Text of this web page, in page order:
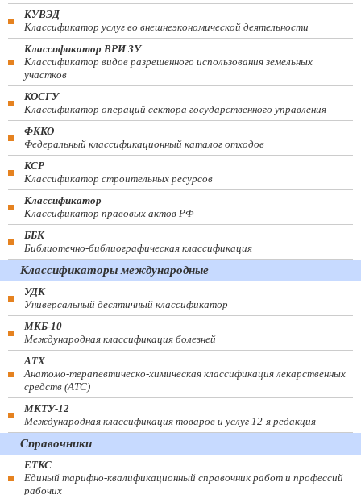
КУВЭД
Классификатор услуг во внешнеэкономической деятельности
Классификатор ВРИ ЗУ
Классификатор видов разрешенного использования земельных
участков
КОСГУ
Классификатор операций сектора государственного управления
ФККО
Федеральный классификационный каталог отходов
КСР
Классификатор строительных ресурсов
Классификатор
Классификатор правовых актов РФ
ББК
Библиотечно-библиографическая классификация
Классификаторы международные
УДК
Универсальный десятичный классификатор
МКБ-10
Международная классификация болезней
АТХ
Анатомо-терапевтическо-химическая классификация лекарственных
средств (ATC)
МКТУ-12
Международная классификация товаров и услуг 12-я редакция
Справочники
ЕТКС
Единый тарифно-квалификационный справочник работ и профессий
рабочих